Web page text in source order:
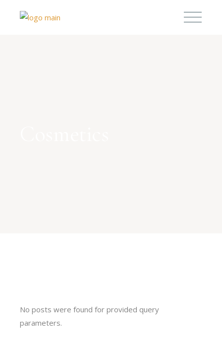
No posts were found for provided query
parameters.